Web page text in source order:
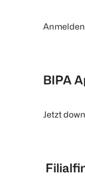
BIPA
Jetzt